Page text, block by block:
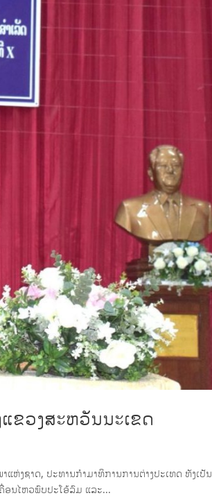
ຂວງສະຫວັນນະເຂດ
ຫ່ງຊາດ, ປະທານກຳມາທິການການຕ່າງປະເທດ ທັງເປັນ
ອນໄຫວພົບປະໂອ້ລົມ ແລະ...